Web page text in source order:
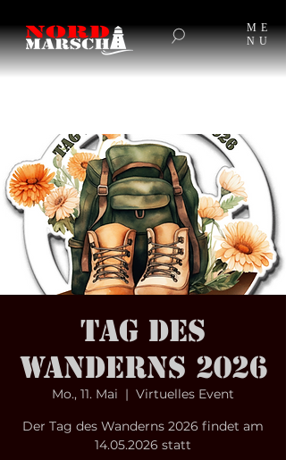
ME
NU
Tag des
Wanderns 2026
Mo., 11. Mai
  |
Virtuelles Event
Der Tag des Wanderns 2026 findet am
14.05.2026 statt